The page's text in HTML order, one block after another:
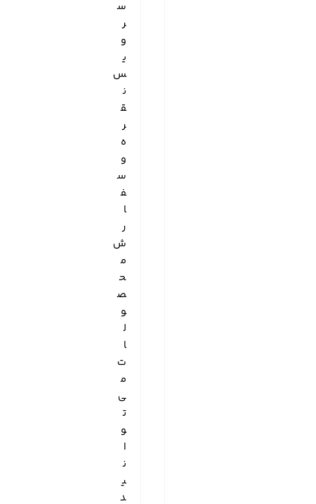
س
ر
و
ی
س
ن
ق
ر
ه
و
س
ف
ا
ر
ش
م
ح
ص
و
ل
ا
ت
م
ی‌
ت
و
ا
ن
ی
د